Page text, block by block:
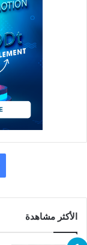
الأكثر مشاهدة